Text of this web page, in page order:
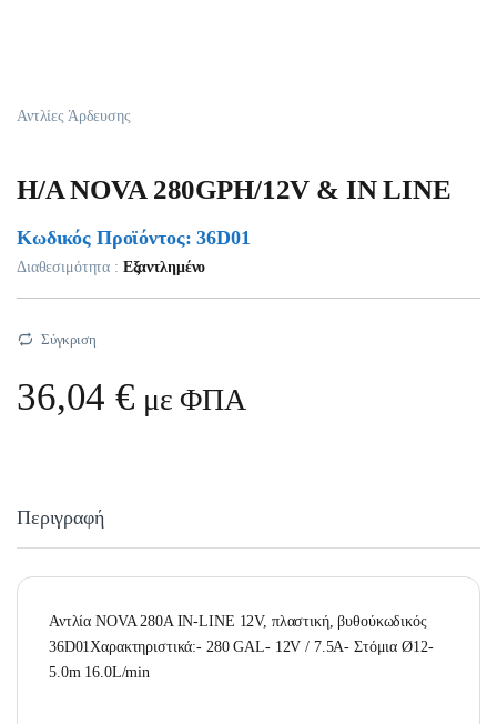
Αντλίες Άρδευσης
H/A NOVA 280GPH/12V & IN LINE
Κωδικός Προϊόντος: 36D01
Διαθεσιμότητα : Εξαντλημένο
Σύγκριση
36,04€ με ΦΠΑ
Περιγραφή
Αντλία NOVA 280A IN-LINE 12V, πλαστική, βυθούκωδικός
36D01Χαρακτηριστικά:- 280 GAL- 12V / 7.5A- Στόμια Ø12-
5.0m 16.0L/min